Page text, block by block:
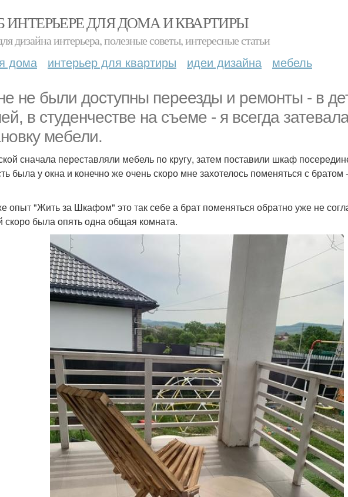
ИНТЕРЬЕРЕ ДЛЯ ДОМА И КВАРТИРЫ
дизайна интерьера, полезные советы, интересные статьи
дома интерьер для квартиры идеи дизайна мебель
не были доступны переезды и ремонты - в
в студенчестве на съеме - я всегда
мебели.
сначала переставляли мебель по кругу, затем поставили шкаф
была у окна и конечно же очень скоро мне захотелось поменяться с братом
опыт "Жить за Шкафом" это так себе а брат поменяться обратно уже не
скоро была опять одна общая комната.